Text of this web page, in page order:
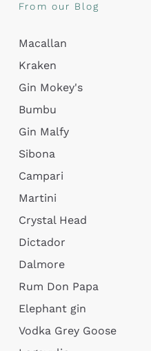
From our Blog
Macallan
Kraken
Gin Mokey's
Bumbu
Gin Malfy
Sibona
Campari
Martini
Crystal Head
Dictador
Dalmore
Rum Don Papa
Elephant gin
Vodka Grey Goose